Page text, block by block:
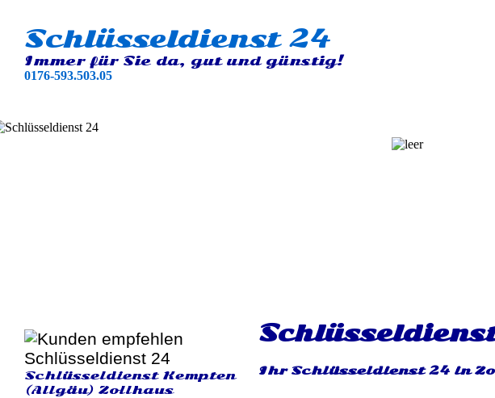
Schlüsseldienst 24
Immer für Sie da, gut und günstig!
0176-593.503.05
Schlüsseldienst Kempten
(Allgäu) Zollhaus
Ihr Schlüsseldienst 24 in